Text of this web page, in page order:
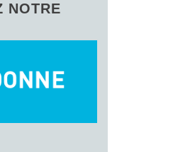
NOTRE